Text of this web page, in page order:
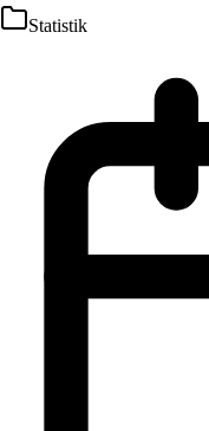
Statistik